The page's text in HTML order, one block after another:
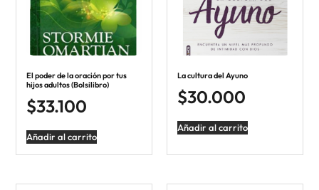
El poder de la oración por tus
hijos adultos (Bolsilibro)
$33.100
Añadir al carrito
La cultura del Ayuno
$30.000
Añadir al carrito